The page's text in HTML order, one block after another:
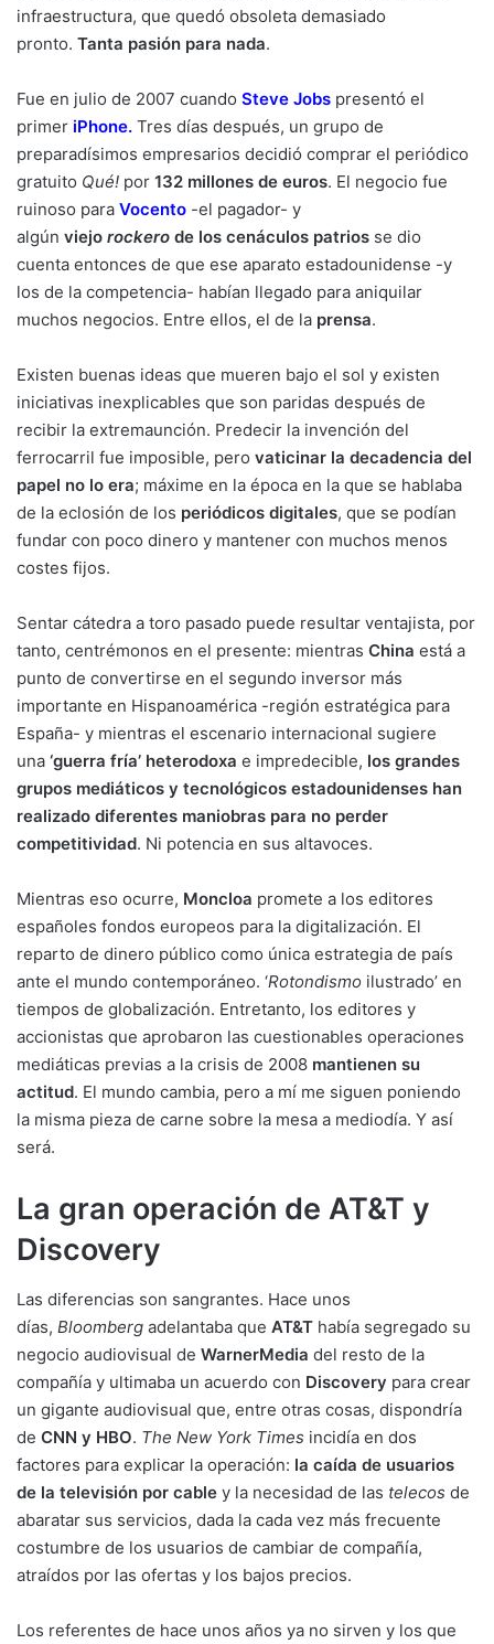
infraestructura, que quedó obsoleta demasiado
pronto. Tanta pasión para nada.
Fue en julio de 2007 cuando Steve Jobs presentó el
primer iPhone. Tres días después, un grupo de
preparadísimos empresarios decidió comprar el periódico
gratuito Qué! por 132 millones de euros. El negocio fue
ruinoso para Vocento -el pagador- y
algún viejo rockero de los cenáculos patrios se dio
cuenta entonces de que ese aparato estadounidense -y
los de la competencia- habían llegado para aniquilar
muchos negocios. Entre ellos, el de la prensa.
Existen buenas ideas que mueren bajo el sol y existen
iniciativas inexplicables que son paridas después de
recibir la extremaunción. Predecir la invención del
ferrocarril fue imposible, pero vaticinar la decadencia del
papel no lo era; máxime en la época en la que se hablaba
de la eclosión de los periódicos digitales, que se podían
fundar con poco dinero y mantener con muchos menos
costes fijos.
Sentar cátedra a toro pasado puede resultar ventajista, por
tanto, centrémonos en el presente: mientras China está a
punto de convertirse en el segundo inversor más
importante en Hispanoamérica -región estratégica para
España- y mientras el escenario internacional sugiere
una ‘guerra fría’ heterodoxa e impredecible, los grandes
grupos mediáticos y tecnológicos estadounidenses han
realizado diferentes maniobras para no perder
competitividad. Ni potencia en sus altavoces.
Mientras eso ocurre, Moncloa promete a los editores
españoles fondos europeos para la digitalización. El
reparto de dinero público como única estrategia de país
ante el mundo contemporáneo. ‘Rotondismo ilustrado’ en
tiempos de globalización. Entretanto, los editores y
accionistas que aprobaron las cuestionables operaciones
mediáticas previas a la crisis de 2008 mantienen su
actitud. El mundo cambia, pero a mí me siguen poniendo
la misma pieza de carne sobre la mesa a mediodía. Y así
será.
La gran operación de AT&T y
Discovery
Las diferencias son sangrantes. Hace unos
días, Bloomberg adelantaba que AT&T había segregado su
negocio audiovisual de WarnerMedia del resto de la
compañía y ultimaba un acuerdo con Discovery para crear
un gigante audiovisual que, entre otras cosas, dispondría
de CNN y HBO. The New York Times incidía en dos
factores para explicar la operación: la caída de usuarios
de la televisión por cable y la necesidad de las telecos de
abaratar sus servicios, dada la cada vez más frecuente
costumbre de los usuarios de cambiar de compañía,
atraídos por las ofertas y los bajos precios.
Los referentes de hace unos años ya no sirven y los que